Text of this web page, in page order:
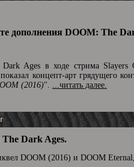
дополнения DOOM: The
Ages в ходе стрима
концепт-арт грядущего
(2016)". ...читать далее.
Dark Ages.
DOOM (2016) и DOOM